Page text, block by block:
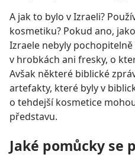
A jak to bylo v Izraeli?
kosmetiku? Pokud ano,
Izraele nebyly
v hrobkách ani fresky, o
Avšak některé biblické
artefakty, které byly v
o tehdejší kosmetice
představu.
Jaké pomůcky se